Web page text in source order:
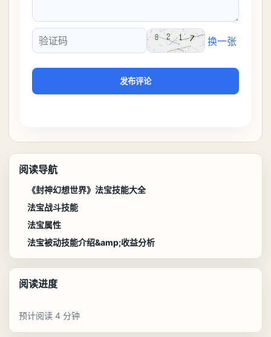
验证码
换一张
发布评论
阅读导航
《封神幻想世界》法宝技能大全
法宝战斗技能
法宝属性
法宝被动技能介绍&amp;收益分析
阅读进度
预计阅读 4 分钟